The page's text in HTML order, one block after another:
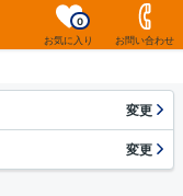
お気に入り
0
お問い合わせ
変更
変更